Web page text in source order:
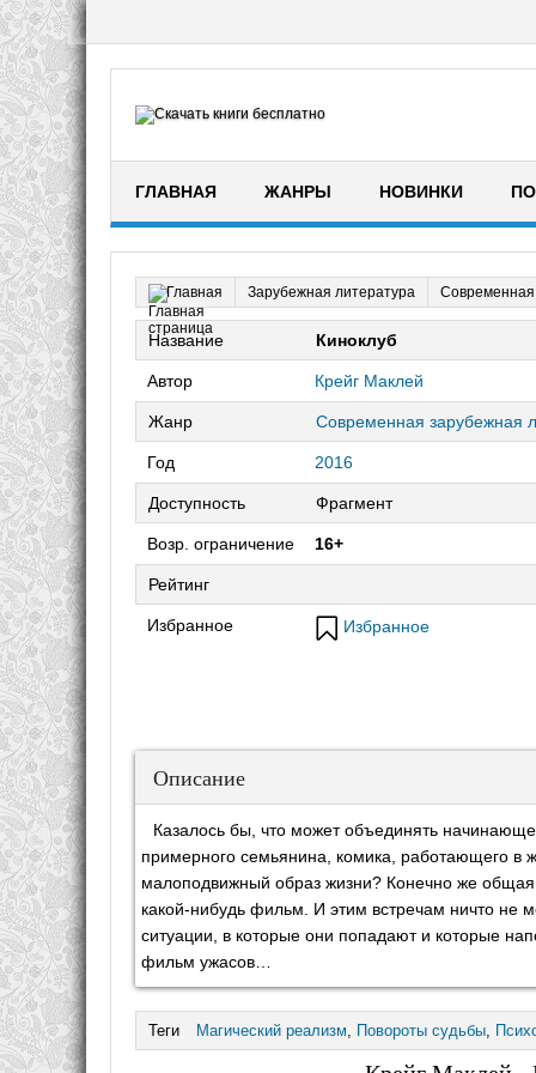
ГЛАВНАЯ ЖАНРЫ НОВИНКИ
Главная Зарубежная литература Современная
Название Киноклуб
Автор Крейг Маклей
Жанр Современная зарубежная
Год 2016
Доступность Фрагмент
Возр. ограничение 16+
Рейтинг
Избранное Избранное
Описание
Казалось бы, что может объединять
примерного семьянина, комика, работающего в
малоподвижный образ жизни? Конечно же
какой-нибудь фильм. И этим встречам ничто
ситуации, в которые они попадают и которые
фильм ужасов…
Теги Магический реализм Повороты судьбы